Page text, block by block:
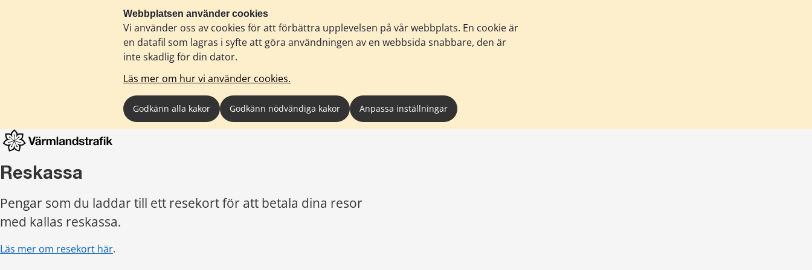
Webbplatsen använder cookies
Vi använder oss av cookies för att förbättra upplevelsen på vår webbplats. En cookie är
en datafil som lagras i syfte att göra användningen av en webbsida snabbare, den är
inte skadlig för din dator.
Läs mer om hur vi använder cookies.
Godkänn alla kakor Godkänn nödvändiga kakor Anpassa inställningar
Reskassa
Pengar som du laddar till ett resekort för att betala dina resor
med kallas reskassa.
Läs mer om resekort här.